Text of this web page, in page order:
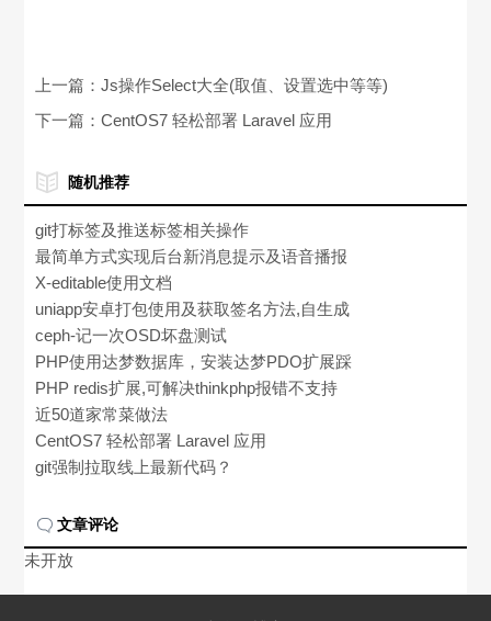
上一篇：Js操作Select大全(取值、设置选中等等)
下一篇：CentOS7 轻松部署 Laravel 应用
随机推荐
git打标签及推送标签相关操作
最简单方式实现后台新消息提示及语音播报
X-editable使用文档
uniapp安卓打包使用及获取签名方法,自生成
证书
ceph-记一次OSD坏盘测试
PHP使用达梦数据库，安装达梦PDO扩展踩
坑
PHP redis扩展,可解决thinkphp报错不支持
reids问题
近50道家常菜做法
CentOS7 轻松部署 Laravel 应用
git强制拉取线上最新代码？
文章评论
未开放